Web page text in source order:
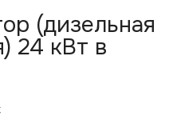
(дизельная
24 кВт в